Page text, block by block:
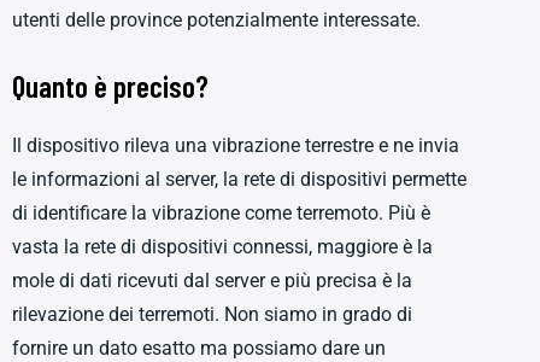
utenti delle province potenzialmente interessate.
Quanto è preciso?
Il dispositivo rileva una vibrazione terrestre e ne invia
le informazioni al server, la rete di dispositivi permette
di identificare la vibrazione come terremoto. Più è
vasta la rete di dispositivi connessi, maggiore è la
mole di dati ricevuti dal server e più precisa è la
rilevazione dei terremoti. Non siamo in grado di
fornire un dato esatto ma possiamo dare un